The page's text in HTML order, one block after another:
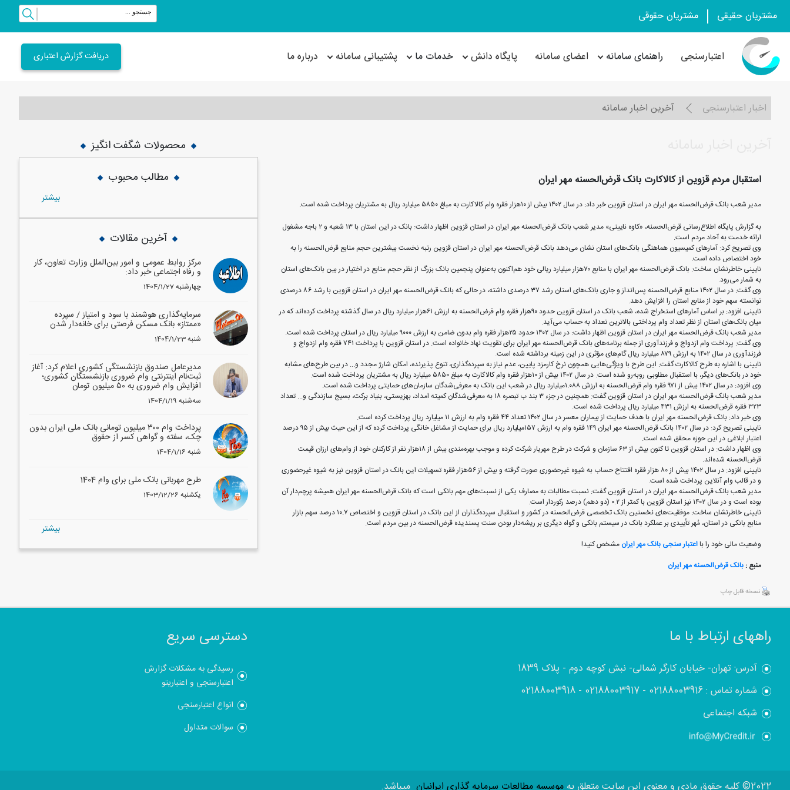
مشتریان حقیقی مشتریان حقوقی
اعتبارسنجی راهنمای سامانه اعضای سامانه پایگاه دانش خدمات ما پشتیبانی سامانه درباره ما دریافت گزارش اعتباری
اخبار اعتبارسنجی آخرین اخبار سامانه
استقبال مردم قزوین از کالاکارت بانک قرض‌الحسنه مهر ایران
مدیر شعب بانک قرض‌الحسنه مهر ایران در استان قزوین خبر داد: در سال ۱۴۰۲ بیش از ۱۰هزار فقره وام کالاکارت به مبلغ ۵۸۵۰ میلیارد ریال به مشتریان پرداخت شده است.
به گزارش پایگاه اطلاع‌رسانی قرض‌الحسنه، «کاوه نایینی» مدیر شعب بانک قرض‌الحسنه مهر ایران در استان قزوین اظهار داشت: بانک در این استان با ۱۳ شعبه و ۲ باجه مشغول
ارائه خدمت به آحاد مردم است.
وی تصریح کرد: آمارهای کمیسیون هماهنگی بانک‌های استان نشان می‌دهد بانک قرض‌الحسنه مهر ایران در استان قزوین رتبه نخست بیشترین حجم منابع قرض‌الحسنه را به
خود اختصاص داده است.
نایینی خاطرنشان ساخت: بانک قرض‌الحسنه مهر ایران با منابع ۷۰هزار میلیارد ریالی خود هم‌اکنون به‌عنوان پنجمین بانک بزرگ از نظر حجم منابع در اختیار در بین بانک‌های استان
به شمار می‌رود.
وی گفت: در سال ۱۴۰۲ منابع قرض‌الحسنه پس‌انداز و جاری بانک‌های استان رشد ۳۷ درصدی داشته، در حالی که بانک قرض‌الحسنه مهر ایران در استان قزوین با رشد ۸۶ درصدی
توانسته سهم خود از منابع استان را افزایش دهد.
نایینی افزود: بر اساس آمارهای استخراج شده، شعب بانک در استان قزوین حدود ۹۰هزار فقره وام قرض‌الحسنه به ارزش ۶۱هزار میلیارد ریال در سال گذشته پرداخت کرده‌اند که در
میان بانک‌های استان از نظر تعداد وام پرداختی بالاترین تعداد به حساب می‌آید.
مدیر شعب بانک قرض‌الحسنه مهر ایران در استان قزوین اظهار داشت: در سال ۱۴۰۲ حدود ۲۵هزار فقره وام بدون ضامن به ارزش ۹۰۰۰ میلیارد ریال در استان پرداخت شده است.
وی گفت: پرداخت وام ازدواج و فرزندآوری از جمله برنامه‌های بانک قرض‌الحسنه مهر ایران برای تقویت نهاد خانواده است. در استان قزوین با پرداخت ۷۴۱ فقره وام ازدواج و
فرزندآوری در سال ۱۴۰۲ به ارزش ۸۷۹ میلیارد ریال گام‌های مؤثری در این زمینه برداشته شده است.
نایینی با اشاره به طرح کالاکارت گفت: این طرح با ویژگی‌هایی همچون نرخ کارمزد پایین، عدم نیاز به سپرده‌گذاری، تنوع پذیرنده، امکان شارژ مجدد و... در بین طرح‌های مشابه
خود در بانک‌های دیگر، با استقبال مطلوبی روبه‌رو شده است. در سال ۱۴۰۲ بیش از ۱۰هزار فقره وام کالاکارت به مبلغ ۵۸۵۰ میلیارد ریال به مشتریان پرداخت شده است.
وی افزود: در سال ۱۴۰۲ بیش از ۹۷۱ فقره وام قرض‌الحسنه به ارزش ۱.۰۸۸میلیارد ریال در شعب این بانک به معرفی‌شدگان سازمان‌های حمایتی پرداخت شده است.
مدیر شعب بانک قرض‌الحسنه مهر ایران در استان قزوین گفت: همچنین در جزء ۳ بند ب تبصره ۱۸ به معرفی‌شدگان کمیته امداد، بهزیستی، بنیاد برکت، بسیج سازندگی و... تعداد
۳۲۳ فقره قرض‌الحسنه به ارزش ۴۳۱ میلیارد ریال پرداخت شده است.
وی خبر داد: بانک قرض‌الحسنه مهر ایران با هدف حمایت از بیماران معسر در سال ۱۴۰۲ تعداد ۴۴ فقره وام به ارزش ۱۱ میلیارد ریال پرداخت کرده است.
نایینی تصریح کرد: در سال ۱۴۰۲ بانک قرض‌الحسنه مهر ایران ۱۴۹ فقره وام به ارزش ۱۵۷میلیارد ریال برای حمایت از مشاغل خانگی پرداخت کرده که از این حیث بیش از ۹۵ درصد
اعتبار ابلاغی در این حوزه محقق شده است.
وی اظهار داشت: در استان قزوین تا کنون بیش از ۶۳ سازمان و شرکت در طرح مهریار شرکت کرده و موجب بهره‌مندی بیش از ۱۸هزار نفر از کارکنان خود از وام‌های ارزان قیمت
قرض‌الحسنه شده‌اند.
نایینی افزود: در سال ۱۴۰۲ بیش از ۸۰ هزار فقره افتتاح حساب به شیوه غیرحضوری صورت گرفته و بیش از ۵۶هزار فقره تسهیلات این بانک در استان قزوین نیز به شیوه غیرحضوری
و در قالب وام آنلاین پرداخت شده است.
مدیر شعب بانک قرض‌الحسنه مهر ایران در استان قزوین گفت: نسبت مطالبات به مصارف یکی از نسبت‌های مهم بانکی است که بانک قرض‌الحسنه مهر ایران همیشه پرچم‌دار آن
بوده است و در سال ۱۴۰۲ نیز استان قزوین با کمتر از ۰.۲ (دو دهم) درصد رکوردار است.
نایینی خاطرنشان ساخت: موفقیت‌های نخستین بانک تخصصی قرض‌الحسنه در کشور و استقبال سپرده‌گذاران از این بانک در استان قزوین و اختصاص ۱۰.۷ درصد سهم بازار
منابع بانکی در استان، مُهر تأییدی بر عملکرد بانک در سیستم بانکی و گواه دیگری بر ریشه‌دار بودن سنت پسندیده قرض‌الحسنه در بین مردم است.
وضعیت مالی خود را بااعتبار سنجی بانک مهر ایران مشخص کنید!
منبع : بانک قرض‌الحسنه مهر ایران
نسخه قابل چاپ
محصولات شگفت انگیز
مطالب محبوب
بيشتر
آخرین مقالات
مرکز روابط عمومی و امور بین‌الملل وزارت تعاون، کار
و رفاه اجتماعی خبر داد:
1404/1/27 چهارشنبه
سرمایه‌گذاری هوشمند با سود و امتیاز / سپرده
«ممتاز» بانک مسکن فرصتی برای خانه‌دار شدن
1404/1/23 شنبه
مدیرعامل صندوق بازنشستگی کشوری اعلام کرد: آغاز
ثبت‌نام اینترنتی وام ضروری بازنشستگان کشوری؛
افزایش وام ضروری به ۵۰ میلیون تومان
1404/1/19 سه‌شنبه
پرداخت وام ۳۰۰ میلیون تومانی بانک ملی ایران بدون
چک، سفته و گواهی کسر از حقوق
1404/1/16 شنبه
طرح مهربانی بانک ملی برای وام 1404
1403/12/26 یکشنبه
بيشتر
راههای ارتباط با ما
آدرس: تهران- خیابان کارگر شمالی- نبش کوچه دوم - پلاک 1839
شماره تماس :02188003916
-
02188003917
-
02188003918
شبکه اجتماعی
دسترسی سریع
رسیدگی به مشکلات گزارش
اعتبارسنجی و اعتباریتو
انواع اعتبارسنجی
سوالات متداول
2022© کلیه حقوق مادی و معنوی این سایت متعلق به موسسه مطالعات سرمایه گذاری ایرانیان میباشد.